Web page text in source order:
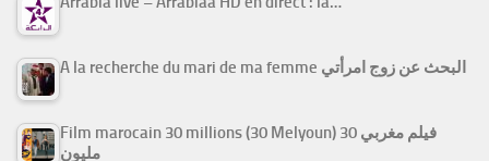
A la recherche du mari de ma femme البحث عن زوج امرأتي
Film marocain 30 millions (30 Melyoun) فيلم مغربي 30
مليون